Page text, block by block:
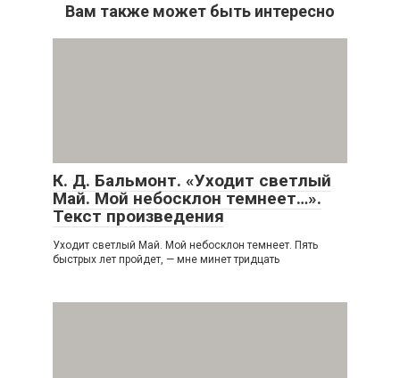
Вам также может быть интересно
К. Д. Бальмонт. «Уходит светлый
Май. Мой небосклон темнеет…».
Текст произведения
Уходит светлый Май. Мой небосклон темнеет. Пять
быстрых лет пройдет, — мне минет тридцать